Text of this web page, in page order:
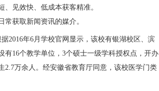
见效快、低成本获客精准。
获取新闻资讯的媒介。
2016年6月学校官网显示，该校有银湖校区、滨
有16个教学单位，3个硕士一级学科授权点，开办
2.7万余人。经安徽省教育厅同意，该校医学门类